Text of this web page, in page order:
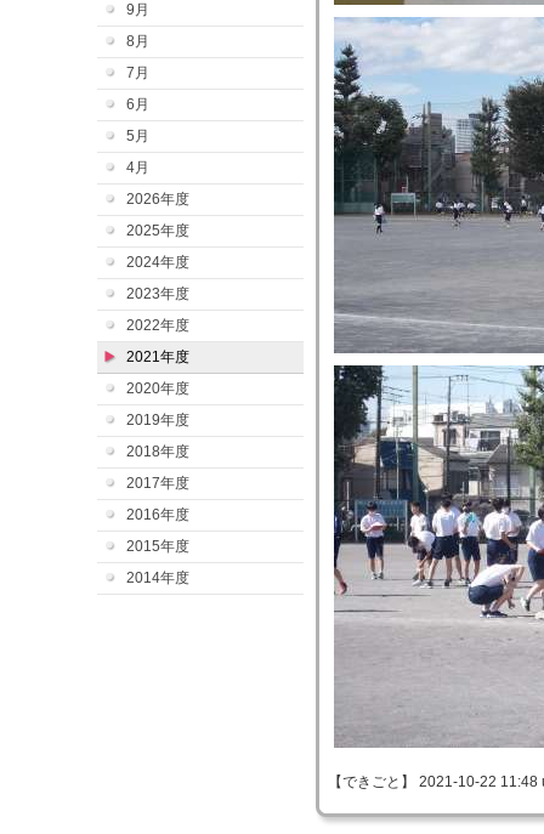
9月
8月
7月
6月
5月
4月
2026年度
2025年度
2024年度
2023年度
2022年度
2021年度
2020年度
2019年度
2018年度
2017年度
2016年度
2015年度
2014年度
【できごと】 2021-10-22